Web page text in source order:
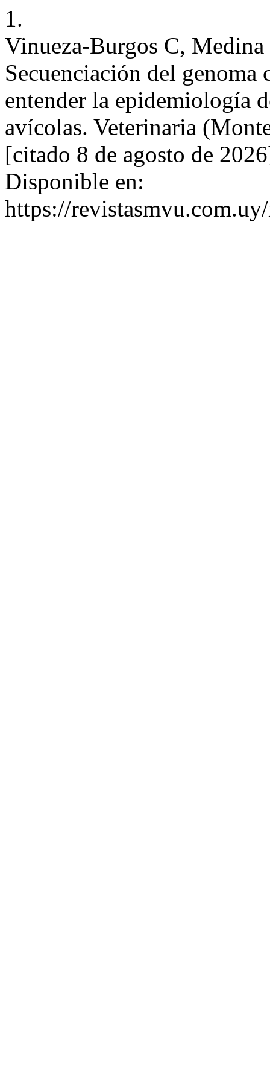
1.
Vinueza-Burgos C,
Secuenciación del genoma
entender la epidemiología
avícolas. Veterinaria
[citado 8 de agosto de
Disponible en:
https://